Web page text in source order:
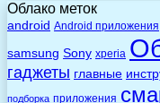
Облако меток
android Android приложения
samsung Sony xperia
гаджеты главные
подборка приложения